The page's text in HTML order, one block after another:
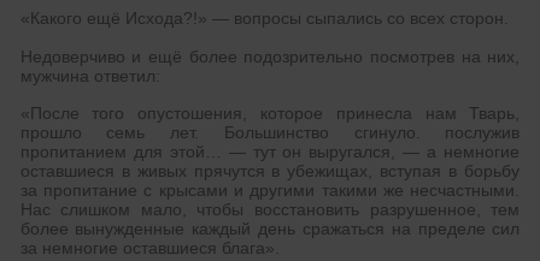
«Какого ещё Исхода?!» — вопросы сыпались со всех сторон.
Недоверчиво и ещё более подозрительно посмотрев на них,
мужчина ответил:
«После того опустошения, которое принесла нам Тварь,
прошло семь лет. Большинство сгинуло. послужив
пропитанием для этой… — тут он выругался, — а немногие
оставшиеся в живых прячутся в убежищах, вступая в борьбу
за пропитание с крысами и другими такими же несчастными.
Нас слишком мало, чтобы восстановить разрушенное, тем
более вынужденные каждый день сражаться на пределе сил
за немногие оставшиеся блага».